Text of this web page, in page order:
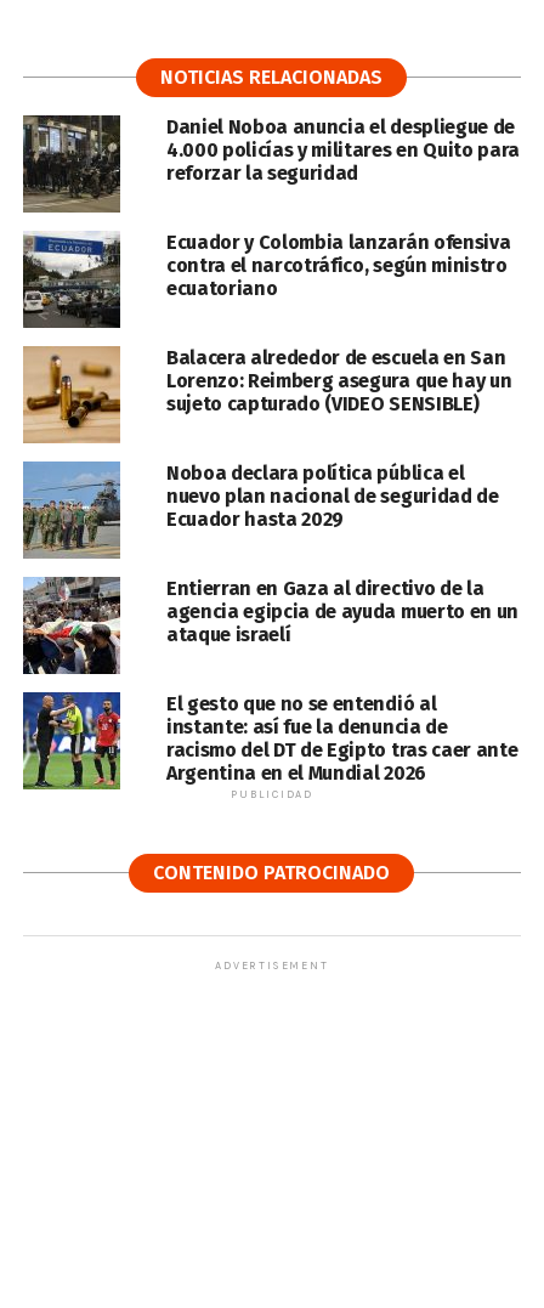
NOTICIAS RELACIONADAS
Daniel Noboa anuncia el despliegue de
4.000 policías y militares en Quito para
reforzar la seguridad
Ecuador y Colombia lanzarán ofensiva
contra el narcotráfico, según ministro
ecuatoriano
Balacera alrededor de escuela en San
Lorenzo: Reimberg asegura que hay un
sujeto capturado (VIDEO SENSIBLE)
Noboa declara política pública el
nuevo plan nacional de seguridad de
Ecuador hasta 2029
Entierran en Gaza al directivo de la
agencia egipcia de ayuda muerto en un
ataque israelí
El gesto que no se entendió al
instante: así fue la denuncia de
racismo del DT de Egipto tras caer ante
Argentina en el Mundial 2026
PUBLICIDAD
CONTENIDO PATROCINADO
ADVERTISEMENT